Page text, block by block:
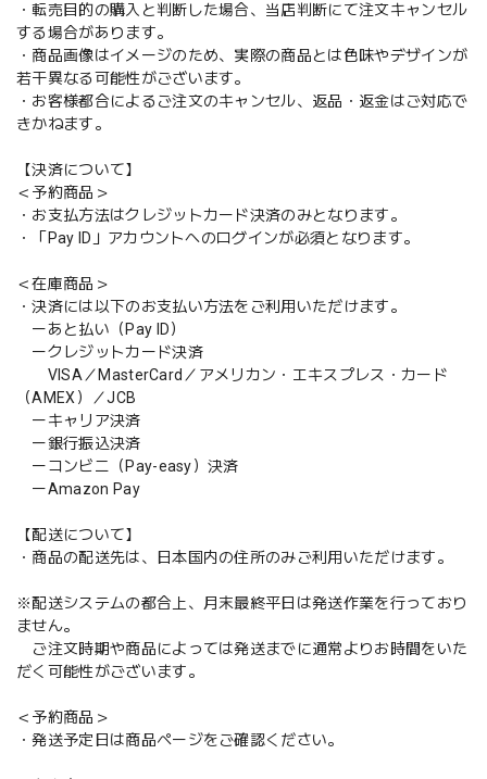
・転売目的の購入と判断した場合、当店判断にて注文キャンセル
する場合があります。
・商品画像はイメージのため、実際の商品とは色味やデザインが
若干異なる可能性がございます。
・お客様都合によるご注文のキャンセル、返品・返金はご対応で
きかねます。
【決済について】
＜予約商品＞
・お支払方法はクレジットカード決済のみとなります。
・「Pay ID」アカウントへのログインが必須となります。
＜在庫商品＞
・決済には以下のお支払い方法をご利用いただけます。
ーあと払い（Pay ID）
ークレジットカード決済
VISA／MasterCard／アメリカン・エキスプレス・カード
（AMEX）／JCB
ーキャリア決済
ー銀行振込決済
ーコンビニ（Pay-easy）決済
ーAmazon Pay
【配送について】
・商品の配送先は、日本国内の住所のみご利用いただけます。
※配送システムの都合上、月末最終平日は発送作業を行っており
ません。
ご注文時期や商品によっては発送までに通常よりお時間をいた
だく可能性がございます。
＜予約商品＞
・発送予定日は商品ページをご確認ください。